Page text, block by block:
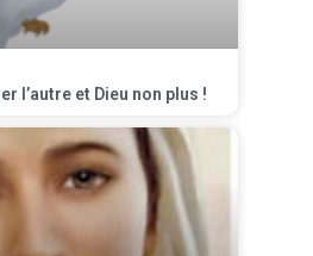
l’autre et Dieu non plus !